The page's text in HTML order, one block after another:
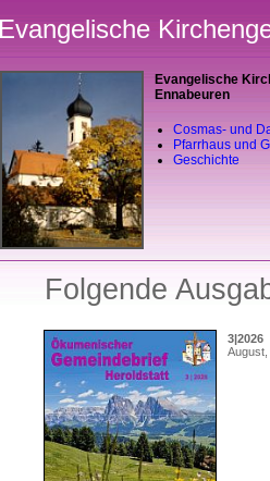
Evangelische
Ennabeuren
Cosmas- und
Pfarrhaus und
Geschichte
Folgende
3|2026